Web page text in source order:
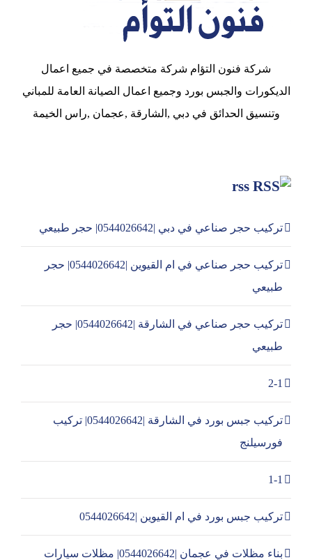
شركة فنون التؤام شركة متخصصة في جميع اعمال
الديكورات والجبس بورد وجميع اعمال الصيانة العامة للمباني
وتنسيق الحدائق في دبي ,الشارقة ,عجمان ,راس الخيمة
rss
تركيب حجر صناعي في دبي |0544026642| حجر طبيعي
تركيب حجر صناعي في ام القيوين |0544026642| حجر
طبيعي
تركيب حجر صناعي في الشارقة |0544026642| حجر
طبيعي
2-1
تركيب جبس بورد في الشارقة |0544026642| تركيب
فورسيلنج
1-1
تركيب جبس بورد في ام القيوين |0544026642
بناء مظلات في عجمان |0544026642| مظلات سيارات